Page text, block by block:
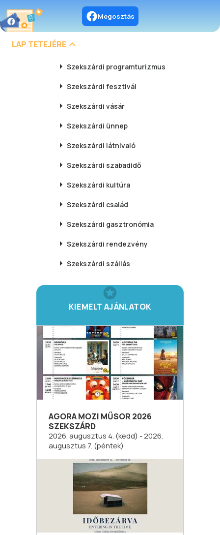
Megosztás
LAP TETEJÉRE
Szekszárdi programturizmus
Szekszárdi fesztivál
Szekszárdi vásár
Szekszárdi ünnep
Szekszárdi látnivaló
Szekszárdi szabadidő
Szekszárdi kultúra
Szekszárdi család
Szekszárdi gasztronómia
Szekszárdi rendezvény
Szekszárdi szállás
KIEMELT AJÁNLATOK
AGORA MOZI MŰSOR 2026
SZEKSZÁRD
2026. augusztus 4. (kedd) - 2026.
augusztus 7. (péntek)